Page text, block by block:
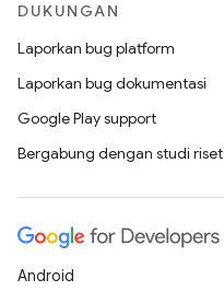
DUKUNGAN
Laporkan bug platform
Laporkan bug dokumentasi
Google Play support
Bergabung dengan studi riset
Android